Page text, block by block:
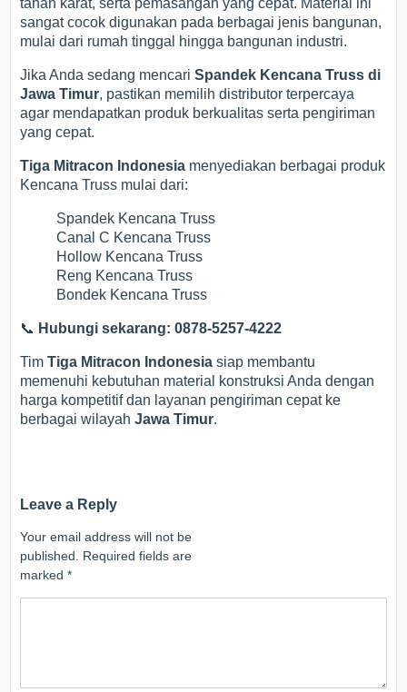
sangat cocok digunakan pada berbagai jenis bangunan,
mulai dari rumah tinggal hingga bangunan industri.
Jika Anda sedang mencariSpandek Kencana Truss di
Jawa Timur, pastikan memilih distributor terpercaya
agar mendapatkan produk berkualitas serta pengiriman
yang cepat.
Tiga Mitracon Indonesia menyediakan berbagai produk
Kencana Truss mulai dari:
Spandek Kencana Truss
Canal C Kencana Truss
Hollow Kencana Truss
Reng Kencana Truss
Bondek Kencana Truss
📞 Hubungi sekarang: 0878-5257-4222
TimTiga Mitracon Indonesia siap membantu
memenuhi kebutuhan material konstruksi Anda dengan
harga kompetitif dan layanan pengiriman cepat ke
berbagai wilayahJawa Timur.
Leave a Reply
Your email address will not be
published.
Required fields are
marked*